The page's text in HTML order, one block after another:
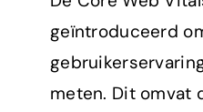
geïntroduceerd
meten. Dit omvat